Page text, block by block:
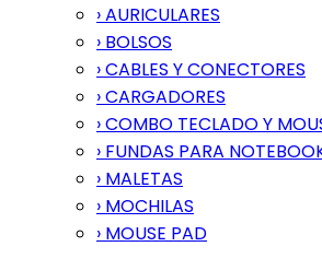
› AURICULARES
› BOLSOS
› CABLES Y CONECTORES
› CARGADORES
› COMBO TECLADO Y
› FUNDAS PARA
› MALETAS
› MOCHILAS
› MOUSE PAD